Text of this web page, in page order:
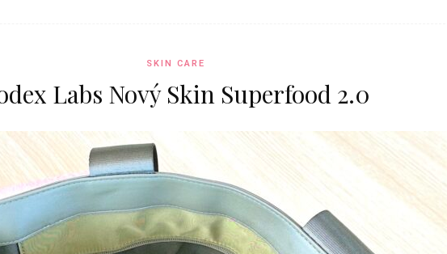
SKIN CARE
Labs Nový Skin Superfood 2.0